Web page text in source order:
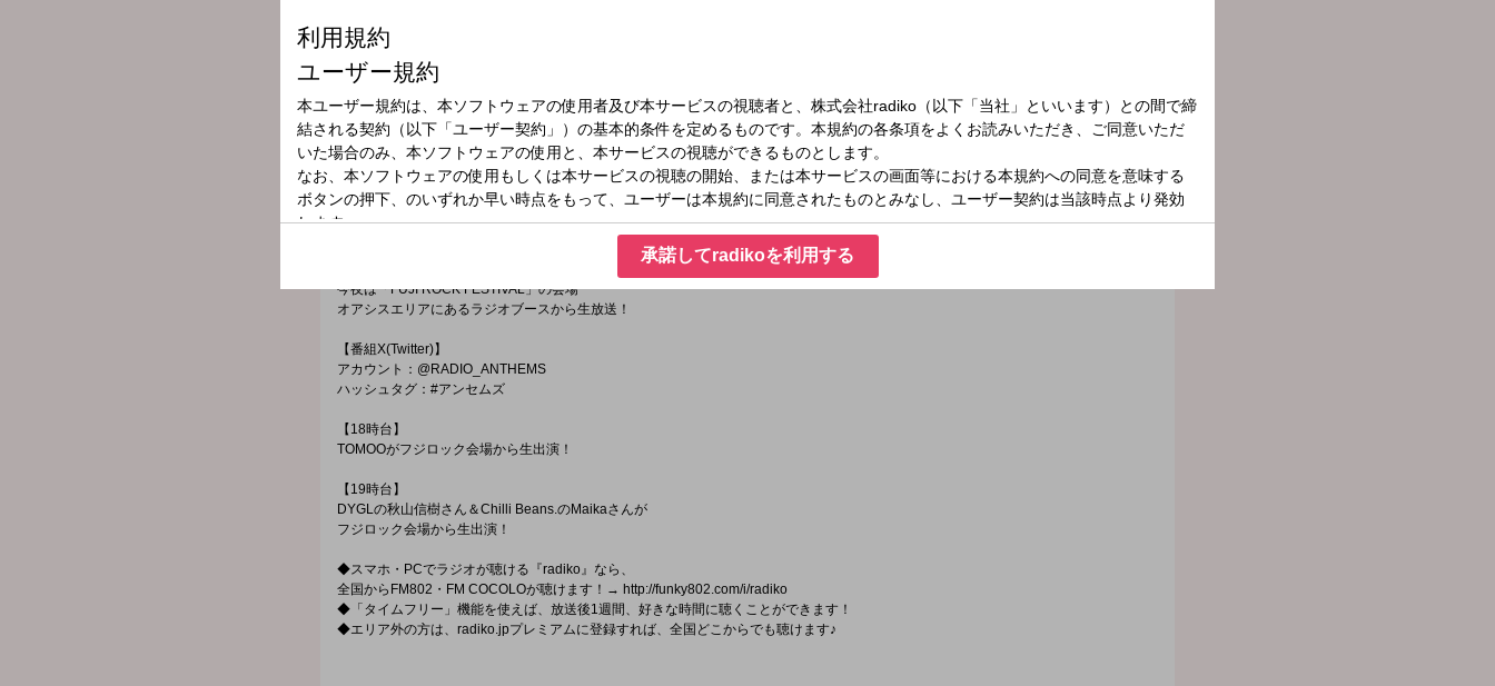
●ゲスト
・19時台…DYGL 秋山信樹が登場！
・19時台…Chilli Beans. Maikaが登場！
●特集・企画
FM802 & FM COCOLO
DUAL MUSIC PROGRAM『RADIO ANTHEMS』
今夜は「FUJI ROCK FESTIVAL」の会場
オアシスエリアにあるラジオブースから生放送！
【番組X(Twitter)】
アカウント：@RADIO_ANTHEMS
ハッシュタグ：#アンセムズ
【18時台】
TOMOOがフジロック会場から生出演！
【19時台】
DYGLの秋山信樹さん＆Chilli Beans.のMaikaさんが
フジロック会場から生出演！
◆スマホ・PCでラジオが聴ける『radiko』なら、
全国からFM802・FM COCOLOが聴けます！→ http://funky802.com/i/radiko
◆「タイムフリー」機能を使えば、放送後1週間、好きな時間に聴くことができます！
◆エリア外の方は、radiko.jpプレミアムに登録すれば、全国どこからでも聴けます♪
承諾してradikoを利用する